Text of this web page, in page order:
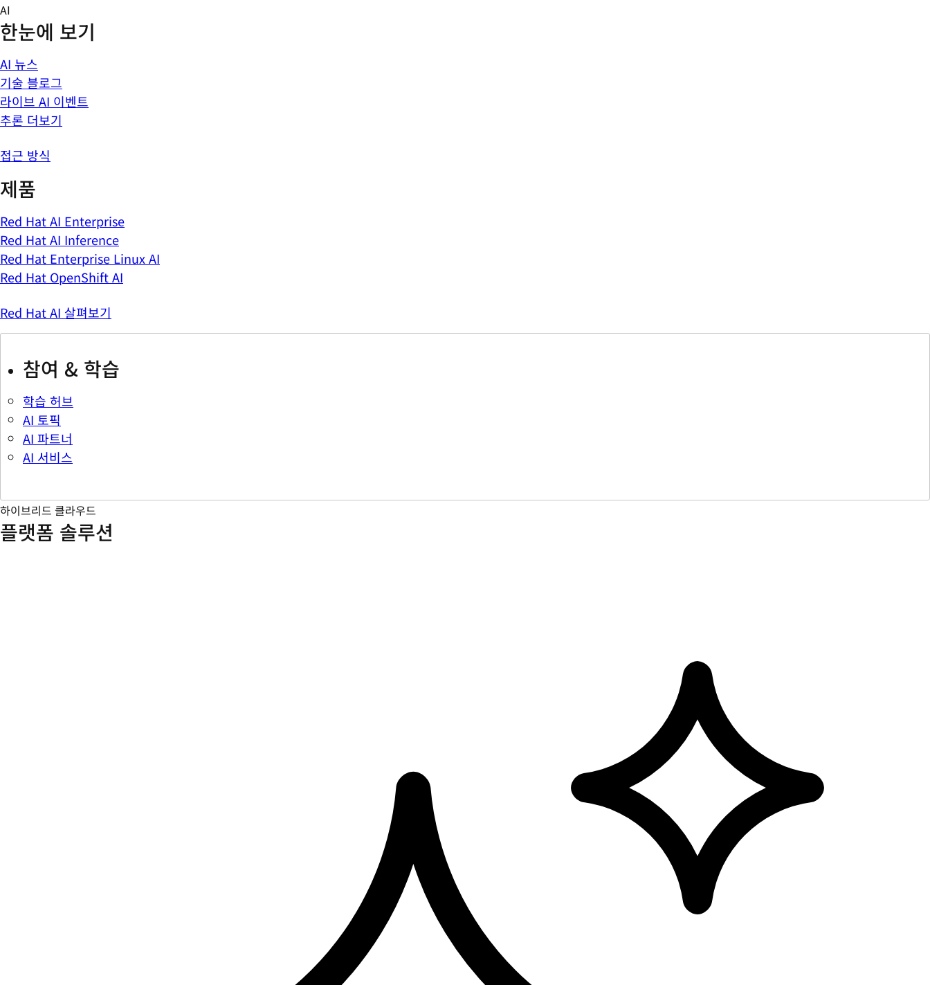
Skip
to
content
AI
한눈에 보기
AI 뉴스
기술 블로그
라이브 AI 이벤트
추론 더보기
접근 방식
제품
Red Hat AI Enterprise
Red Hat AI Inference
Red Hat Enterprise Linux AI
Red Hat OpenShift AI
Red Hat AI 살펴보기
참여 & 학습
학습 허브
AI 토픽
AI 파트너
AI 서비스
하이브리드 클라우드
플랫폼 솔루션